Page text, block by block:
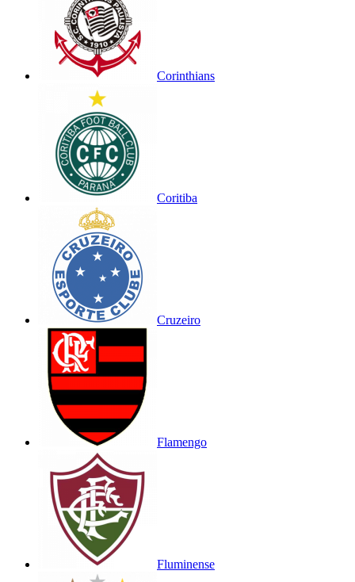
Corinthians
Coritiba
Cruzeiro
Flamengo
Fluminense